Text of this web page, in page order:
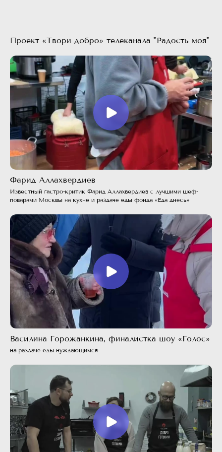
Проект «Твори добро» телеканала "Радость моя"
Фарид Аллахвердиев
Известный гастро-критик Фарид Аллахвердиев с лучшими шеф-
поварами Москвы на кухне и раздаче еды фонда «Еда днесь»
Василина Горожанкина, финалистка шоу «Голос»
на раздаче еды нуждающимся